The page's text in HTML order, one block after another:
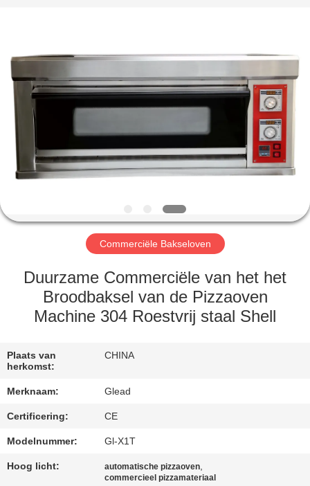
HUIS
PRODUCTEN
VIDEO'S
VR-
SHOW
OVER
NIEUWS
VRAAG
Rights
Reserved.
Commerciële Bakseloven
Duurzame Commerciële van het het
Broodbaksel van de Pizzaoven
Machine 304 Roestvrij staal Shell
Plaats van
herkomst:
CHINA
Merknaam: Glead
Certificering: CE
Modelnummer: Gl-X1T
Hoog licht: automatische pizzaoven,
commercieel pizzamateriaal